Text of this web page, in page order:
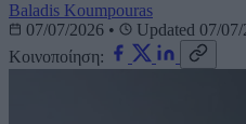
Baladis Koumpouras
07/07/2026 •
Updated 07/
Κοινοποίηση: